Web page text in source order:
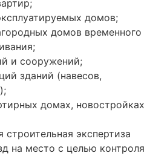
домов;
домов временного
и сооружений;
зданий (навесов,
домах, новостройках
экспертиза
на место с целью контроля